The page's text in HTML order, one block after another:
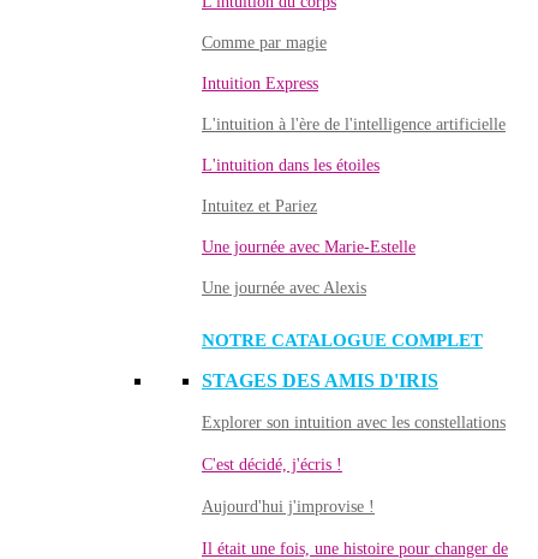
Comme par magie
Intuition Express
L'intuition à l'ère de l'intelligence artificielle
L'intuition dans les étoiles
Intuitez et Pariez
Une journée avec Marie-Estelle
Une journée avec Alexis
NOTRE CATALOGUE COMPLET
STAGES DES AMIS D'IRIS
Explorer son intuition avec les constellations
C'est décidé, j'écris !
Aujourd'hui j'improvise !
Il était une fois, une histoire pour changer de